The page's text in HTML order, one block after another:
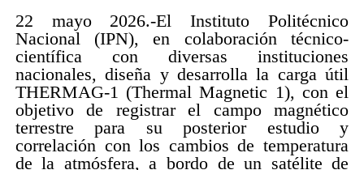
22 mayo 2026.-El Instituto Politécnico
Nacional (IPN), en colaboración técnico-
científica con diversas instituciones
nacionales, diseña y desarrolla la carga útil
THERMAG-1 (Thermal Magnetic 1), con el
objetivo de registrar el campo magnético
terrestre para su posterior estudio y
correlación con los cambios de temperatura
de la atmósfera, a bordo de un satélite de